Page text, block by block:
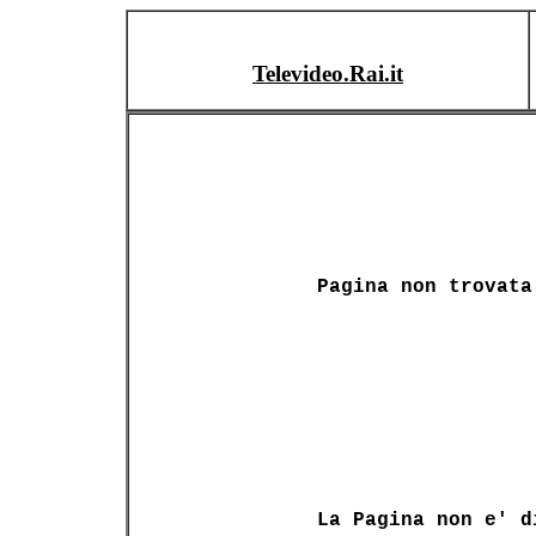
Televideo.Rai.it
Pagina non trovata
La Pagina non e'